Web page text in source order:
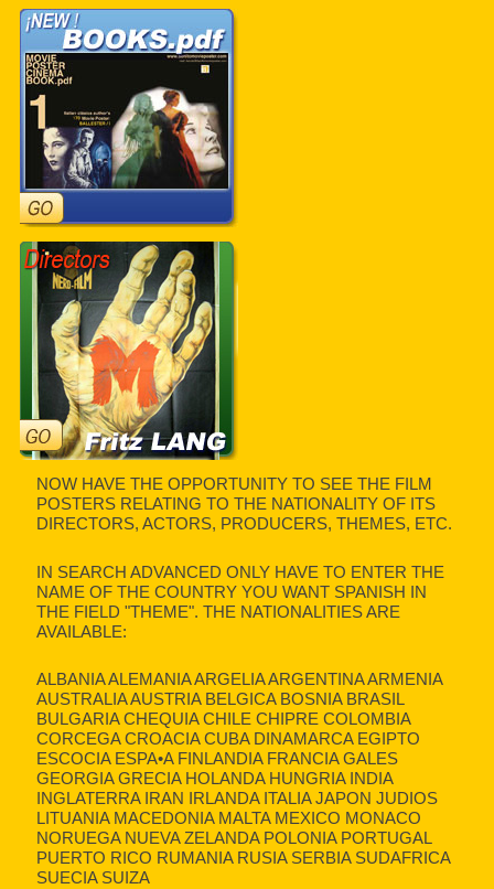
NOW HAVE THE OPPORTUNITY TO SEE THE FILM
POSTERS RELATING TO THE NATIONALITY OF ITS
DIRECTORS, ACTORS, PRODUCERS, THEMES, ETC.
IN SEARCH ADVANCED ONLY HAVE TO ENTER THE
NAME OF THE COUNTRY YOU WANT SPANISH IN
THE FIELD "THEME". THE NATIONALITIES ARE
AVAILABLE:
ALBANIA ALEMANIA ARGELIA ARGENTINA ARMENIA
AUSTRALIA AUSTRIA BELGICA BOSNIA BRASIL
BULGARIA CHEQUIA CHILE CHIPRE COLOMBIA
CORCEGA CROACIA CUBA DINAMARCA EGIPTO
ESCOCIA ESPA•A FINLANDIA FRANCIA GALES
GEORGIA GRECIA HOLANDA HUNGRIA INDIA
INGLATERRA IRAN IRLANDA ITALIA JAPON JUDIOS
LITUANIA MACEDONIA MALTA MEXICO MONACO
NORUEGA NUEVA ZELANDA POLONIA PORTUGAL
PUERTO RICO RUMANIA RUSIA SERBIA SUDAFRICA
SUECIA SUIZA